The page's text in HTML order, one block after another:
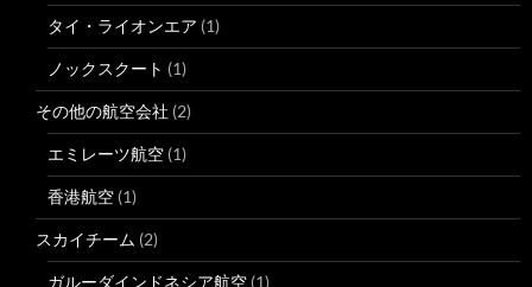
タイ・ライオンエア (1)
ノックスクート (1)
その他の航空会社 (2)
エミレーツ航空 (1)
香港航空 (1)
スカイチーム (2)
ガルーダインドネシア航空 (1)